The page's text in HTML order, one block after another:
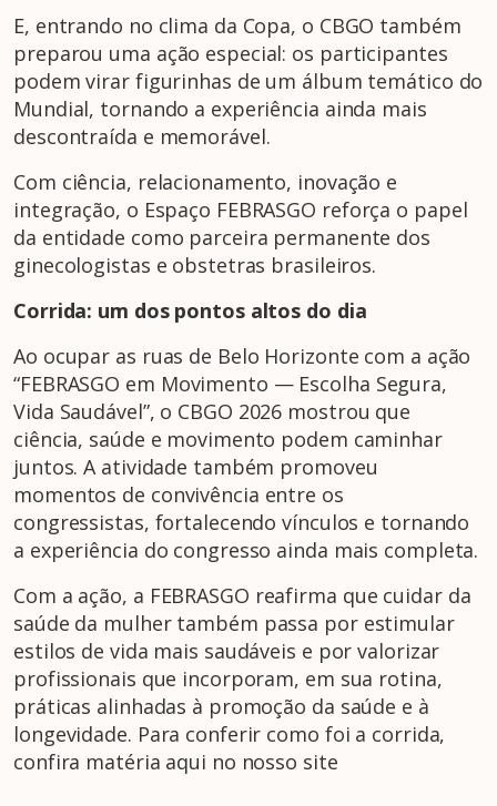
E, entrando no clima da Copa, o CBGO também
preparou uma ação especial: os participantes
podem virar figurinhas de um álbum temático do
Mundial, tornando a experiência ainda mais
descontraída e memorável.
Com ciência, relacionamento, inovação e
integração, o Espaço FEBRASGO reforça o papel
da entidade como parceira permanente dos
ginecologistas e obstetras brasileiros.
Corrida: um dos pontos altos do dia
Ao ocupar as ruas de Belo Horizonte com a ação
“FEBRASGO em Movimento — Escolha Segura,
Vida Saudável”, o CBGO 2026 mostrou que
ciência, saúde e movimento podem caminhar
juntos. A atividade também promoveu
momentos de convivência entre os
congressistas, fortalecendo vínculos e tornando
a experiência do congresso ainda mais completa.
Com a ação, a FEBRASGO reafirma que cuidar da
saúde da mulher também passa por estimular
estilos de vida mais saudáveis e por valorizar
profissionais que incorporam, em sua rotina,
práticas alinhadas à promoção da saúde e à
longevidade. Para conferir como foi a corrida,
confira matéria aqui no nosso site